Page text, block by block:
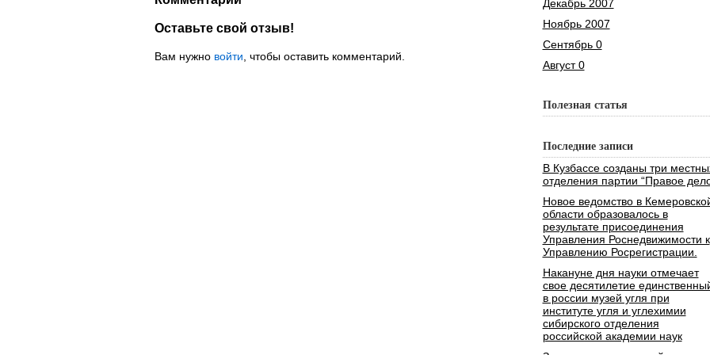
Оставьте свой отзыв!
Вам нужно войти , чтобы оставить комментарий.
Декабрь 2007
Ноябрь 2007
Сентябрь 0
Август 0
Полезная статья
Последние записи
В Кузбассе созданы три
отделения партии “Правое
Новое ведомство в
области образовалось в
результате присоединения
Управления Роснедвижимости к
Управлению Росрегистрации.
Накануне дня науки отмечает
свое десятилетие
в россии музей угля при
институте угля и углехимии
сибирского отделения
российской академии наук